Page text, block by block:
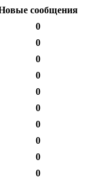
сообщения
0
0
0
0
0
0
0
0
0
0